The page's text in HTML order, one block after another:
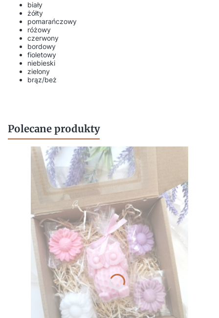
biały
żółty
pomarańczowy
różowy
czerwony
bordowy
fioletowy
niebieski
zielony
brąz/beż
Polecane produkty